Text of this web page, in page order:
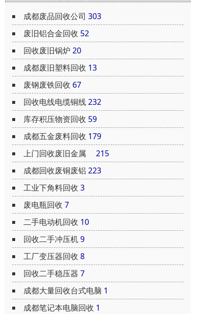
成都废品回收公司 303
废旧铝合金回收 52
回收废旧锅炉 20
成都废旧塑料回收 13
废钢废铁回收 67
回收电线电缆铜线232
库存积压物资回收 59
成都五金废料回收 179
上门回收废旧金属
215
成都回收废铜废铝 223
工业下角料回收 3
废电瓶回收 7
二手电动机回收 10
回收二手冲压机9
工厂变压器回收 8
回收二手稳压器 7
成都大量回收台式电脑 1
成都笔记本电脑回收 1